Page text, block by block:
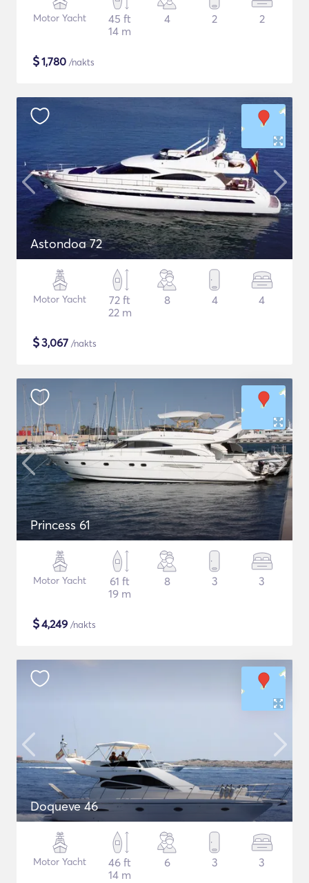
Motor Yacht
45 ft
14 m
4 2 2
$1,780 /nakts
Astondoa 72
Motor Yacht
72 ft
22 m
8 4 4
$3,067 /nakts
Princess 61
Motor Yacht
61 ft
19 m
8 3 3
$4,249 /nakts
Doqueve 46
Motor Yacht
46 ft
14 m
6 3 3